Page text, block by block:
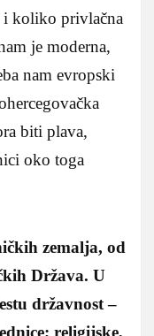
i koliko privlačna
je moderna,
nam evropski
biti plava,
oko toga
zemalja, od
Država. U
državnost –
religijske,